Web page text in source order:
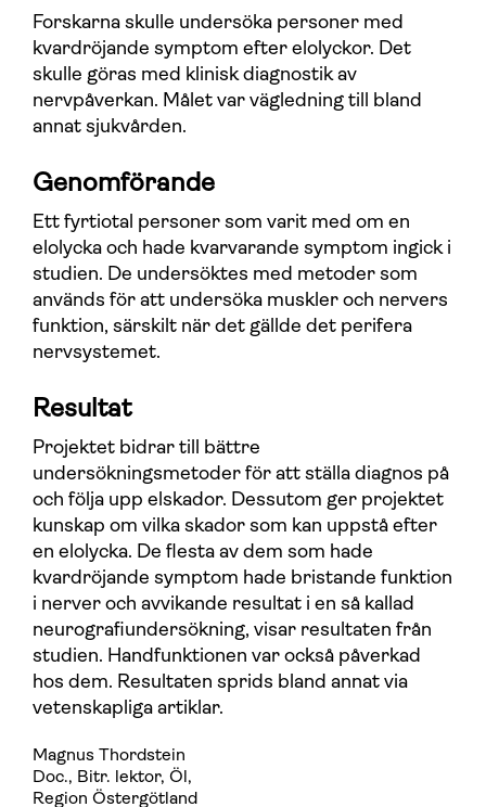
Forskarna skulle undersöka personer med
kvardröjande symptom efter elolyckor. Det
skulle göras med klinisk diagnostik av
nervpåverkan. Målet var vägledning till bland
annat sjukvården.
Genomförande
Ett fyrtiotal personer som varit med om en
elolycka och hade kvarvarande symptom ingick i
studien. De undersöktes med metoder som
används för att undersöka muskler och nervers
funktion, särskilt när det gällde det perifera
nervsystemet.
Resultat
Projektet bidrar till bättre
undersökningsmetoder för att ställa diagnos på
och följa upp elskador. Dessutom ger projektet
kunskap om vilka skador som kan uppstå efter
en elolycka. De flesta av dem som hade
kvardröjande symptom hade bristande funktion
i nerver och avvikande resultat i en så kallad
neurografiundersökning, visar resultaten från
studien. Handfunktionen var också påverkad
hos dem. Resultaten sprids bland annat via
vetenskapliga artiklar.
Magnus Thordstein
Doc., Bitr. lektor, Öl,
Region Östergötland